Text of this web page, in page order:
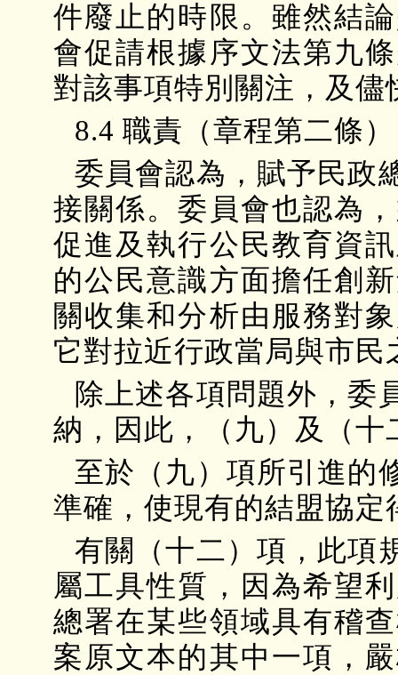
件廢止的時限。雖然結
會促請根據序文法第九
對該事項特別關注，及
8.4 職責（章程第二條）
委員會認為，賦予民政
接關係。委員會也認為
促進及執行公民教育資
的公民意識方面擔任創
關收集和分析由服務對
它對拉近行政當局與市
除上述各項問題外，委
納，因此，（九）及（十
至於（九）項所引進的
準確，使現有的結盟協定
有關（十二）項，此項
屬工具性質，因為希望
總署在某些領域具有稽
案原文本的其中一項，